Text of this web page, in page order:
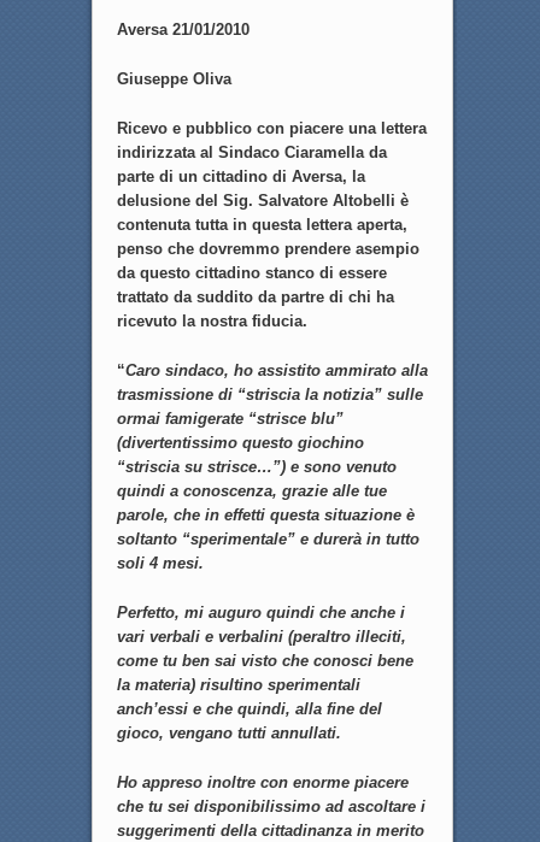
Aversa 21/01/2010
Giuseppe Oliva
Ricevo e pubblico con piacere una lettera
indirizzata al Sindaco Ciaramella da
parte di un cittadino di Aversa, la
delusione del Sig. Salvatore Altobelli è
contenuta tutta in questa lettera aperta,
penso che dovremmo prendere asempio
da questo cittadino stanco di essere
trattato da suddito da partre di chi ha
ricevuto la nostra fiducia.
“Caro sindaco, ho assistito ammirato alla
trasmissione di “striscia la notizia” sulle
ormai famigerate “strisce blu”
(divertentissimo questo giochino
“striscia su strisce…”) e sono venuto
quindi a conoscenza, grazie alle tue
parole, che in effetti questa situazione è
soltanto “sperimentale” e durerà in tutto
soli 4 mesi.
Perfetto, mi auguro quindi che anche i
vari verbali e verbalini (peraltro illeciti,
come tu ben sai visto che conosci bene
la materia) risultino sperimentali
anch’essi e che quindi, alla fine del
gioco, vengano tutti annullati.
Ho appreso inoltre con enorme piacere
che tu sei disponibilissimo ad ascoltare i
suggerimenti della cittadinanza in merito